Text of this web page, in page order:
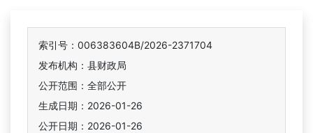
索引号：006383604B/2026-2371704
发布机构：县财政局
公开范围：全部公开
生成日期：2026-01-26
公开日期：2026-01-26